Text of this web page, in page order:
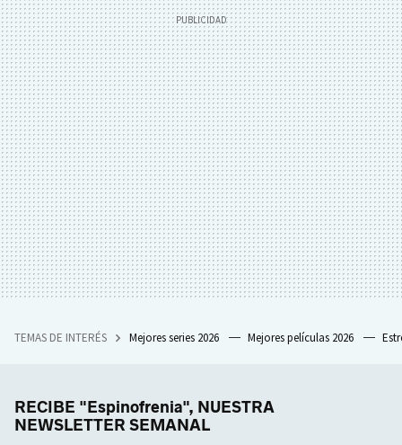
TEMAS DE INTERÉS Mejores series 2026 Mejores películas 2026
RECIBE "Espinofrenia", NUESTRA
NEWSLETTER SEMANAL